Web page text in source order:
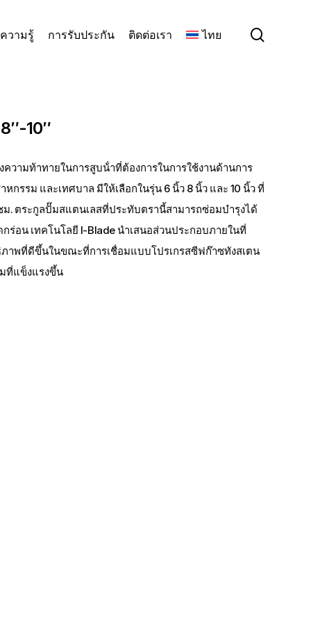
วามรู้ การรับประกัน ติดต่อเรา ไทย
10″
วามท้าทายในการสูบน้ําที่ต้องการในการใช้งานด้านการ
กรรม และเทศบาล มีให้เลือกในรุ่น 6 นิ้ว 8 นิ้ว และ 10 นิ้ว ที่
ม. ตระกูลปั๊มสแตนเลสที่ประทับตรานี้สามารถซ่อมบํารุงได้
ร่อน เทคโนโลยี I-Blade นําเสนอส่วนประกอบภายในที่
าพที่ดีขึ้นในขณะที่การเชื่อมแบบโปรเกรสซีฟก๊าซทังสเตน
มที่แข็งแรงขึ้น